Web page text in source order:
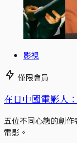
影視
僅限會員
在日中國電影人
五位不同心態的創
電影。